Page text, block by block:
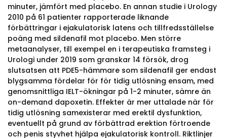
minuter, jämfört med placebo. En annan studie i Urology
2010 på 61 patienter rapporterade liknande
förbättringar i ejakulatorisk latens och tillfredsställelse
poäng med sildenafil mot placebo. Men större
metaanalyser, till exempel en i terapeutiska framsteg i
Urologi under 2019 som granskar 14 försök, drog
slutsatsen att PDE5-hämmare som sildenafil ger endast
blygsamma fördelar för för tidig utlösning ensam, med
genomsnittliga IELT-ökningar på 1-2 minuter, sämre än
on-demand dapoxetin. Effekter är mer uttalade när för
tidig utlösning samexisterar med erektil dysfunktion,
eventuellt på grund av förbättrad erektion förtroende
och penis styvhet hjälpa ejakulatorisk kontroll. Riktlinjer